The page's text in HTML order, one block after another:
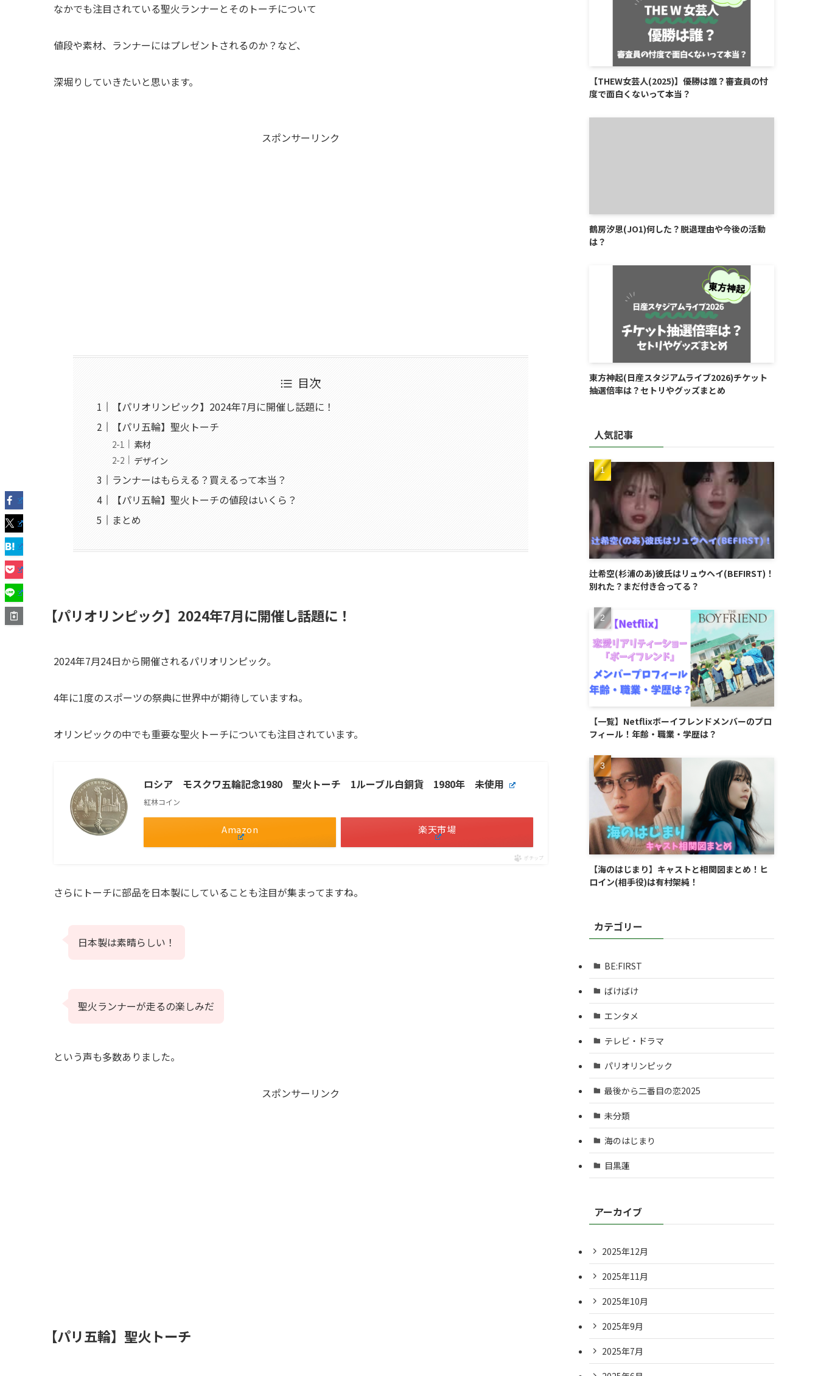
なかでも注目されている聖火ランナーとそのトーチについて
値段や素材、ランナーにはプレゼントされるのか？など、
深堀りしていきたいと思います。
スポンサーリンク
目次
【パリオリンピック】2024年7月に開催し話題に！
【パリ五輪】聖火トーチ
素材
デザイン
ランナーはもらえる？買えるって本当？
【パリ五輪】聖火トーチの値段はいくら？
まとめ
【パリオリンピック】2024年7月に開催し話題に！
2024年7月24日から開催されるパリオリンピック。
4年に1度のスポーツの祭典に世界中が期待していますね。
オリンピックの中でも重要な聖火トーチについても注目されています。
ロシア モスクワ五輪記念1980 聖火トーチ 1ルーブル白銅貨 1980年 未使用
紅林コイン
Amazon 楽天市場
ポチップ
さらにトーチに部品を日本製にしていることも注目が集まってますね。
日本製は素晴らしい！
聖火ランナーが走るの楽しみだ
という声も多数ありました。
スポンサーリンク
【パリ五輪】聖火トーチ
【THEW女芸人(2025)】優勝は誰？審査員の忖
度で面白くないって本当？
鶴房汐恩(JO1)何した？脱退理由や今後の活動
は？
東方神起(日産スタジアムライブ2026)チケット
抽選倍率は？セトリやグッズまとめ
人気記事
辻希空(杉浦のあ)彼氏はリュウヘイ(BEFIRST)！
別れた？まだ付き合ってる？
【一覧】Netflixボーイフレンドメンバーのプロ
フィール！年齢・職業・学歴は？
【海のはじまり】キャストと相関図まとめ！ヒ
ロイン(相手役)は有村架純！
カテゴリー
BE:FIRST
ばけばけ
エンタメ
テレビ・ドラマ
パリオリンピック
最後から二番目の恋2025
未分類
海のはじまり
目黒蓮
アーカイブ
2025年12月
2025年11月
2025年10月
2025年9月
2025年7月